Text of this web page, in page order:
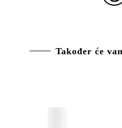
Također će